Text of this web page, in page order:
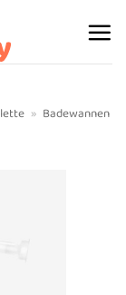
» Badewannen